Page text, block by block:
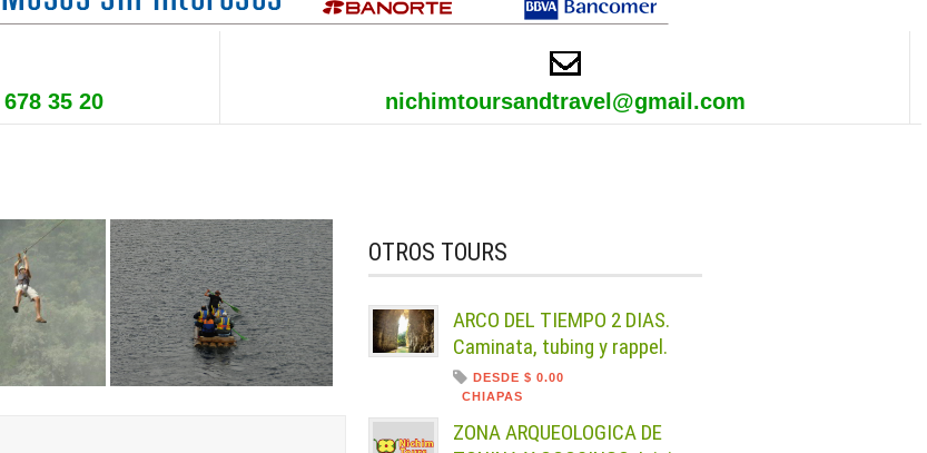
35 20 nichimtoursandtravel@gmail.com
OTROS TOURS
ARCO DEL TIEMPO 2 DIAS.
Caminata, tubing y rappel.
DESDE $ 0.00
CHIAPAS
ZONA ARQUEOLOGICA DE